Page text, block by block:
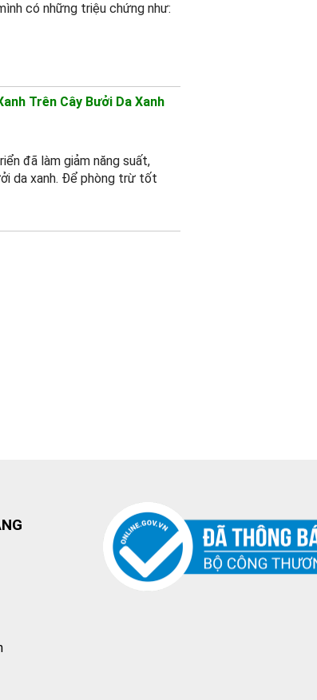
có những triệu chứng như:
Trên Cây Bưởi Da Xanh
đã làm giảm năng suất,
da xanh. Để phòng trừ tốt